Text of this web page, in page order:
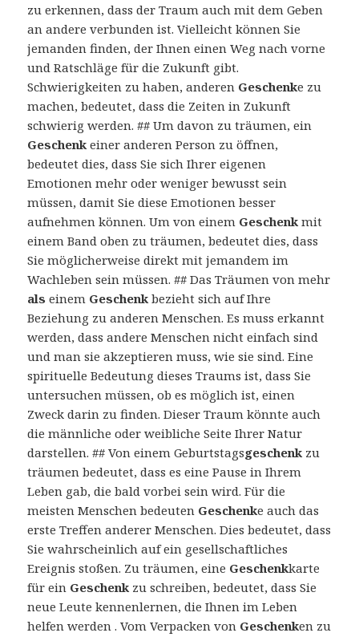
zu erkennen, dass der Traum auch mit dem Geben
an andere verbunden ist. Vielleicht können Sie
jemanden finden, der Ihnen einen Weg nach vorne
und Ratschläge für die Zukunft gibt.
Schwierigkeiten zu haben, anderen Geschenke zu
machen, bedeutet, dass die Zeiten in Zukunft
schwierig werden. ## Um davon zu träumen, ein
Geschenk einer anderen Person zu öffnen,
bedeutet dies, dass Sie sich Ihrer eigenen
Emotionen mehr oder weniger bewusst sein
müssen, damit Sie diese Emotionen besser
aufnehmen können. Um von einem Geschenk mit
einem Band oben zu träumen, bedeutet dies, dass
Sie möglicherweise direkt mit jemandem im
Wachleben sein müssen. ## Das Träumen von mehr
als einem Geschenk bezieht sich auf Ihre
Beziehung zu anderen Menschen. Es muss erkannt
werden, dass andere Menschen nicht einfach sind
und man sie akzeptieren muss, wie sie sind. Eine
spirituelle Bedeutung dieses Traums ist, dass Sie
untersuchen müssen, ob es möglich ist, einen
Zweck darin zu finden. Dieser Traum könnte auch
die männliche oder weibliche Seite Ihrer Natur
darstellen. ## Von einem Geburtstagsgeschenk zu
träumen bedeutet, dass es eine Pause in Ihrem
Leben gab, die bald vorbei sein wird. Für die
meisten Menschen bedeuten Geschenke auch das
erste Treffen anderer Menschen. Dies bedeutet, dass
Sie wahrscheinlich auf ein gesellschaftliches
Ereignis stoßen. Zu träumen, eine Geschenkkarte
für ein Geschenk zu schreiben, bedeutet, dass Sie
neue Leute kennenlernen, die Ihnen im Leben
helfen werden . Vom Verpacken von Geschenken zu